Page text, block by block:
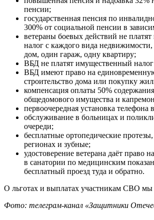
пенсии;
государственная пенсия по
300% от социальной пенсии в
ветераны боевых действий не
налог с каждого вида
дом, один гараж, одну квартиру;
ВБД не платят имущественный налог
ВБД имеют право на
строительство дома или покупку
компенсация оплаты 50%
общедомового имущества и
первоочередная установка телефона
обслуживание в больницах и
очереди;
бесплатные ортопедические
регионах и зубные;
удостоверение ветерана даёт право
в санатории по медицинским
бесплатный проезд туда и обратно.
О льготах и выплатах участникам СВО мы
Фото: телеграм-канал «Защитники